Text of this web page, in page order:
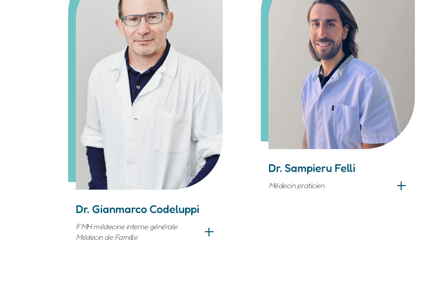
Dr. Gianmarco Codeluppi
FMH médecine interne générale
Médecin de Famille
Dr. Sampieru Felli
Médecin praticien